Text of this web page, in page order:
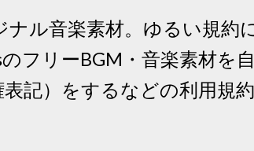
ル音楽素材。ゆるい規約
フリーBGM・音楽素材を
記）をするなどの利用規